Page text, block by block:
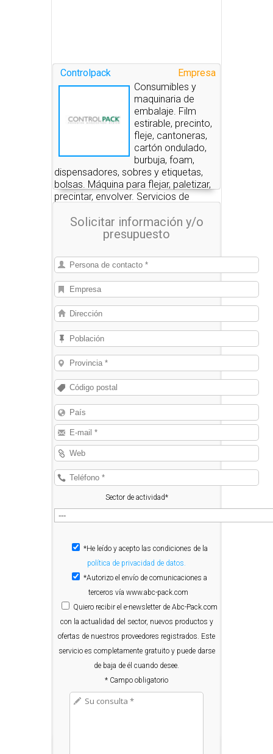
Empresa
Controlpack
Consumibles y
maquinaria de
embalaje. Film
estirable, precinto,
fleje, cantoneras,
cartón ondulado,
burbuja, foam,
dispensadores, sobres y etiquetas,
bolsas. Máquina para flejar, paletizar,
precintar, envolver. Servicios de
Solicitar información y/o
presupuesto
Sector de actividad*
*He leído y acepto las condiciones de la
política de privacidad de datos.
*Autorizo el envío de comunicaciones a
terceros vía www.abc-pack.com
Quiero recibir el e-newsletter de Abc-Pack.com
con la actualidad del sector, nuevos productos y
ofertas de nuestros proveedores registrados. Este
servicio es completamente gratuito y puede darse
de baja de él cuando desee.
* Campo obligatorio